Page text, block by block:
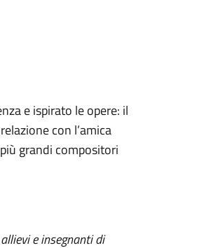
e ispirato le opere: il
con l’amica
grandi compositori
e insegnanti di